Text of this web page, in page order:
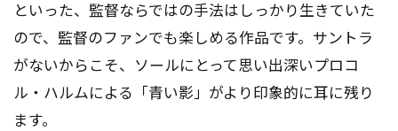
といった、監督ならではの手法はしっかり生きていた
ので、監督のファンでも楽しめる作品です。サントラ
がないからこそ、ソールにとって思い出深いプロコ
ル・ハルムによる「青い影」がより印象的に耳に残り
ます。